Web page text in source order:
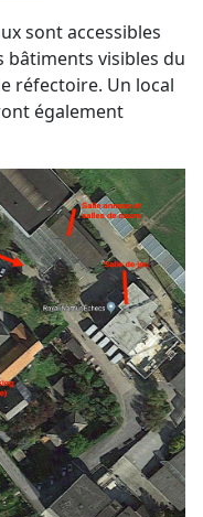
sont accessibles
bâtiments visibles du
réfectoire. Un local
également